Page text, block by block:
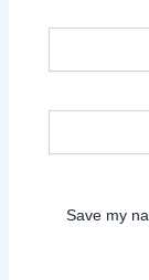
Save my